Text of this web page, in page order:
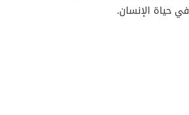
حياة الإنسان.